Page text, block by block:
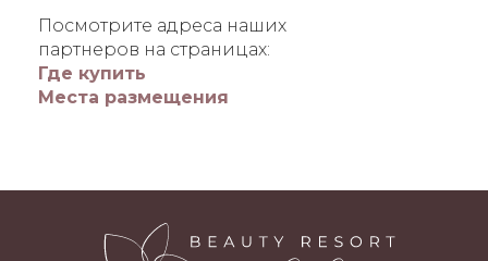
Посмотрите адреса наших
партнеров на страницах:
Где купить
Места размещения